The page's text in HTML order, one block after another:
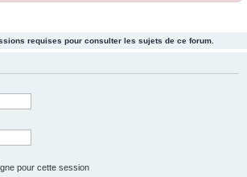
c
requises pour consulter les sujets de ce forum.
pour cette session